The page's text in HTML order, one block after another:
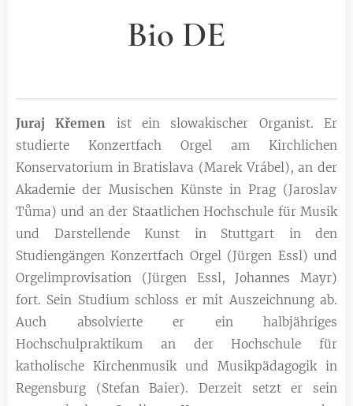
Bio DE
Juraj Křemen ist ein slowakischer Organist. Er
studierte Konzertfach Orgel am Kirchlichen
Konservatorium in Bratislava (Marek Vrábel), an der
Akademie der Musischen Künste in Prag (Jaroslav
Tůma) und an der Staatlichen Hochschule für Musik
und Darstellende Kunst in Stuttgart in den
Studiengängen Konzertfach Orgel (Jürgen Essl) und
Orgelimprovisation (Jürgen Essl, Johannes Mayr)
fort. Sein Studium schloss er mit Auszeichnung ab.
Auch absolvierte er ein halbjähriges
Hochschulpraktikum an der Hochschule für
katholische Kirchenmusik und Musikpädagogik in
Regensburg (Stefan Baier). Derzeit setzt er sein